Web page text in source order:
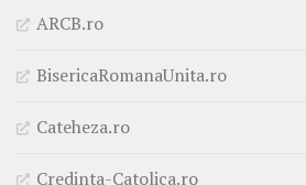
ARCB.ro
BisericaRomanaUnita.ro
Cateheza.ro
Credinta-Catolica.ro